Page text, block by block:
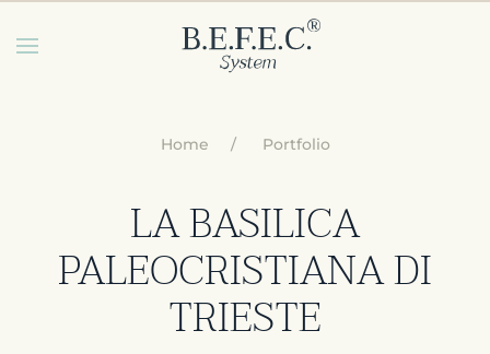
Skip to main content
Home Portfolio
LA BASILICA
PALEOCRISTIANA DI
TRIESTE